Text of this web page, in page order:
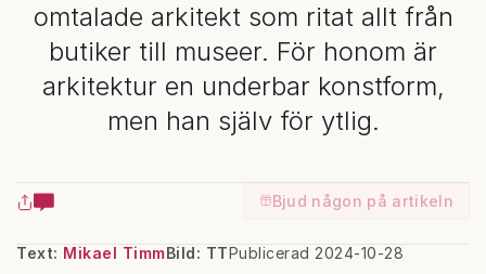
omtalade arkitekt som ritat allt från
butiker till museer. För honom är
arkitektur en underbar konstform,
men han själv för ytlig.
Bjud någon på artikeln
Text: Mikael Timm Publicerad 2024-10-28
Bild: TT